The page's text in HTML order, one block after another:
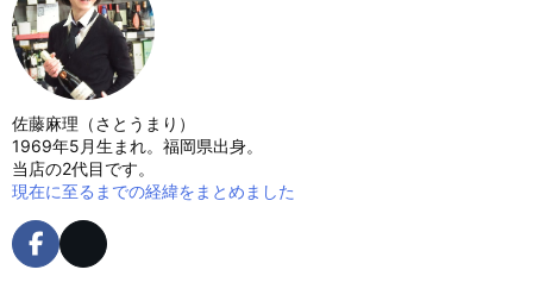
佐藤麻理（さとうまり）
1969年5月生まれ。福岡県出身。
当店の2代目です。
現在に至るまでの経緯をまとめました